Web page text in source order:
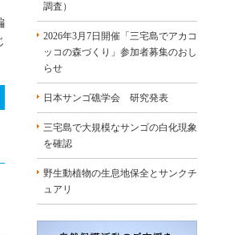
調査）
2026年3月7日開催「三宅島でアカコ
ッコの森づくり」参加者募集のおし
らせ
日本サンゴ礁学会 研究発表
三宅島で大規模なサンゴの白化現象
を確認
野生動植物の生息地保全とサンクチ
ュアリ